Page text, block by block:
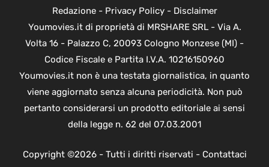
Redazione- Privacy Policy- Disclaimer
Youmovies.it di proprietà di MRSHARE SRL - Via A.
Volta 16 - Palazzo C, 20093 Cologno Monzese (MI) -
Codice Fiscale e Partita I.V.A. 10216150960
Youmovies.it non è una testata giornalistica, in quanto
viene aggiornato senza alcuna periodicità. Non può
pertanto considerarsi un prodotto editoriale ai sensi
della legge n. 62 del 07.03.2001
Copyright ©2026 - Tutti i diritti riservati - Contattaci